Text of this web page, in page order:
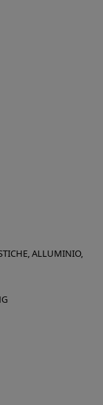
ALLUMINIO,